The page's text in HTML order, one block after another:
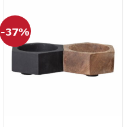
-37%